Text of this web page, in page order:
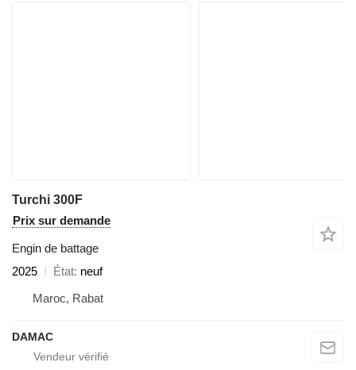
Turchi 300F
Prix sur demande
Engin de battage
2025
État neuf
Maroc, Rabat
DAMAC